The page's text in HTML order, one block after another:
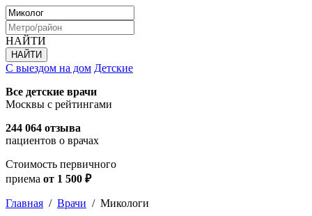
НАЙТИ
С выездом на дом Детские
Все детские врачи
Москвы с рейтингами
244 064 отзыва
пациентов о врачах
Стоимость первичного
приема от 1 500 ₽
Главная / Врачи / Микологи